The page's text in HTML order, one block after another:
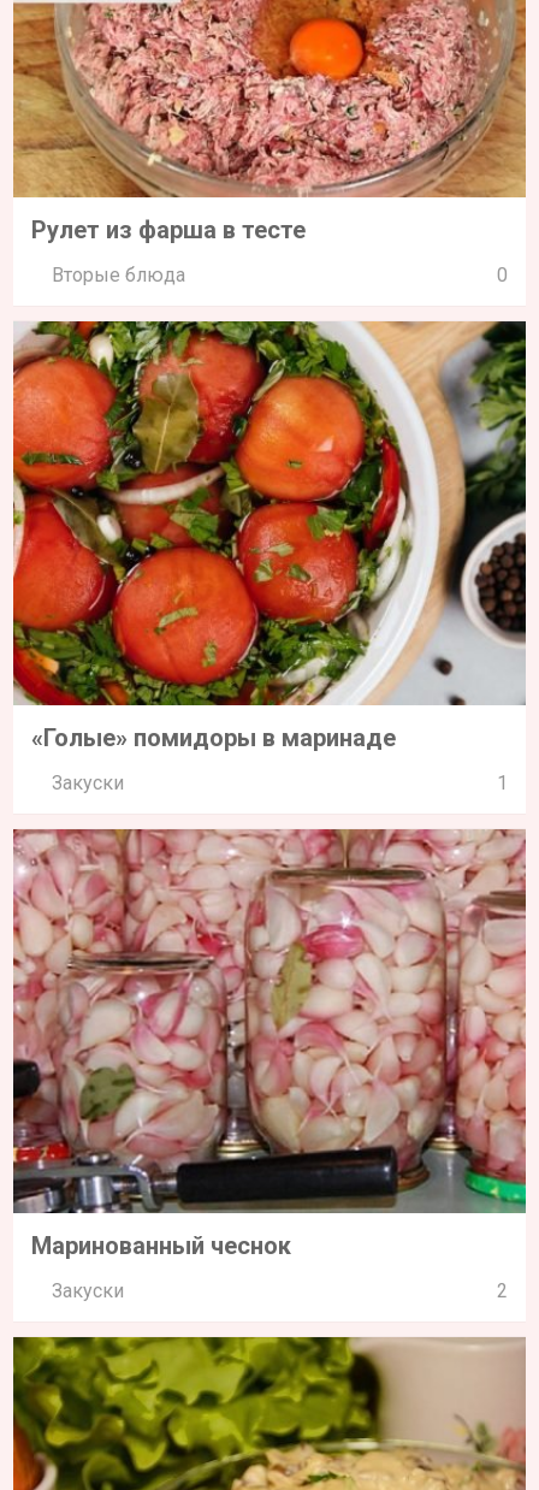
Рулет из фарша в тесте
Вторые блюда 0
«Голые» помидоры в маринаде
Закуски 1
Маринованный чеснок
Закуски 2